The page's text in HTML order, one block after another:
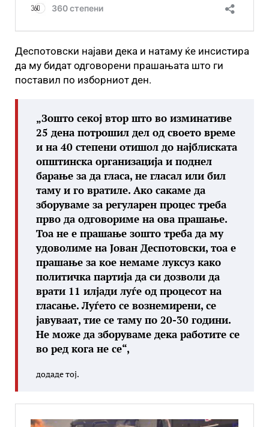
Деспотовски најави дека и натаму ќе инсистира
да му бидат одговорени прашањата што ги
поставил по изборниот ден.
„Зошто секој втор што во изминативе
25 дена потрошил дел од своето време
и на 40 степени отишол до најблиската
општинска организација и поднел
барање за да гласа, не гласал или бил
таму и го вратиле. Ако сакаме да
зборуваме за регуларен процес треба
прво да одговориме на ова прашање.
Тоа не е прашање зошто треба да му
удоволиме на Јован Деспотовски, тоа е
прашање за кое немаме луксуз како
политичка партија да си дозволи да
врати 11 илјади луѓе од процесот на
гласање. Луѓето се вознемирени, се
јавуваат, тие се таму по 20-30 години.
Не може да зборуваме дека работите се
во ред кога не се“,
додаде тој.